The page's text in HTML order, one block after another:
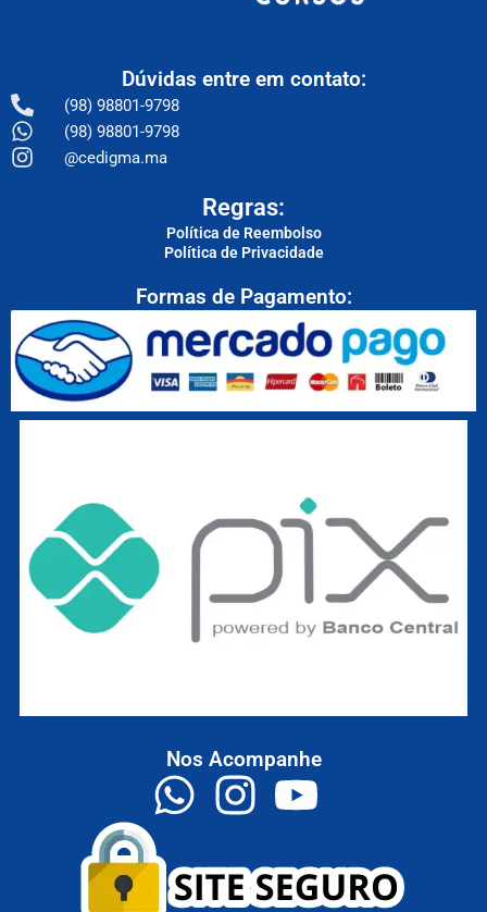
Dúvidas entre em contato:
(98) 98801-9798
(98) 98801-9798
@cedigma.ma
Regras:
Política de Reembolso
Política de Privacidade
Formas de Pagamento:
Nos Acompanhe